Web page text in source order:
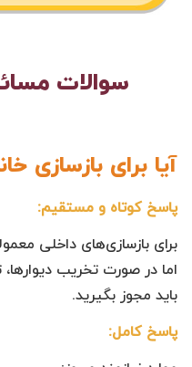
سوالات
آیا برای بازسازی
پاسخ کوتاه و مستقیم:
برای بازسازی‌های داخلی
اما در صورت تخریب دیوارها،
باید مجوز بگیرید.
پاسخ کامل: